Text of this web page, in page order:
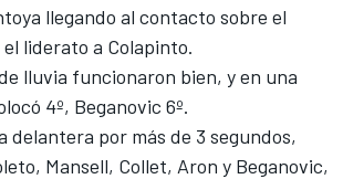
llegando al contacto sobre el
liderato a Colapinto.
lluvia funcionaron bien, y en una
4º, Beganovic 6º.
delantera por más de 3 segundos,
Mansell, Collet, Aron y Beganovic,